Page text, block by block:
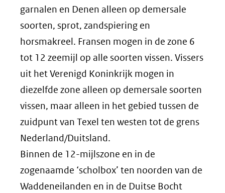
garnalen en Denen alleen op demersale
soorten, sprot, zandspiering en
horsmakreel. Fransen mogen in de zone 6
tot 12 zeemijl op alle soorten vissen. Vissers
uit het Verenigd Koninkrijk mogen in
diezelfde zone alleen op demersale soorten
vissen, maar alleen in het gebied tussen de
zuidpunt van Texel ten westen tot de grens
Nederland/Duitsland.
Binnen de 12-mijlszone en in de
zogenaamde ‘scholbox’ ten noorden van de
Waddeneilanden en in de Duitse Bocht